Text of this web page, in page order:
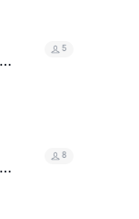
5
8